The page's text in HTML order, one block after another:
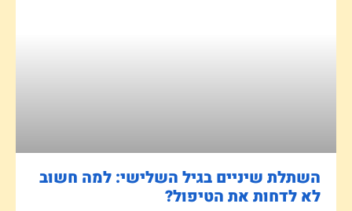
השתלת שיניים בגיל השלישי: למה חשוב
לא לדחות את הטיפול?